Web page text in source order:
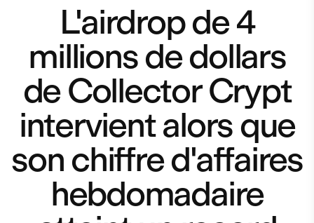
L'airdrop de 4
millions de dollars
de Collector Crypt
intervient alors que
son chiffre d'affaires
hebdomadaire